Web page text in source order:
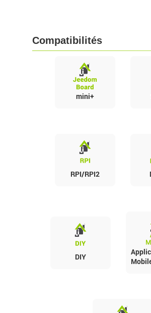
Compatibilités
mini+
RPI/RPI2
DIY